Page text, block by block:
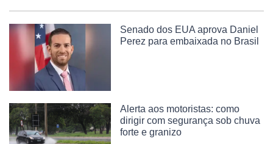
Senado dos EUA aprova Daniel
Perez para embaixada no Brasil
Alerta aos motoristas: como
dirigir com segurança sob chuva
forte e granizo